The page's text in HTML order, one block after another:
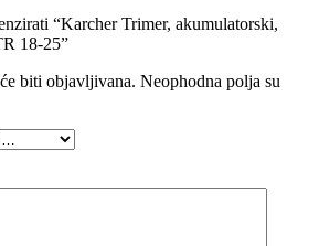
“Karcher Trimer, akumulatorski,
18-25”
biti objavljivana. Neophodna polja su